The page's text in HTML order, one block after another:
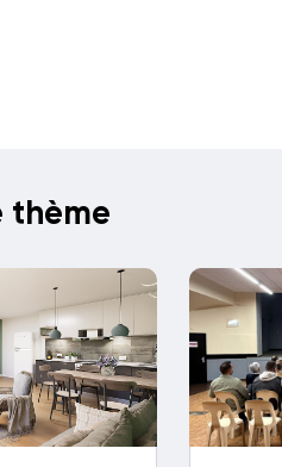
thème